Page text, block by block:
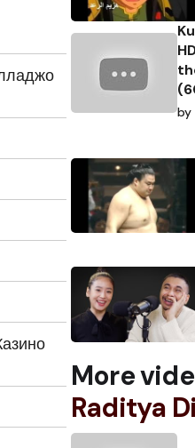
by
More
Raditya